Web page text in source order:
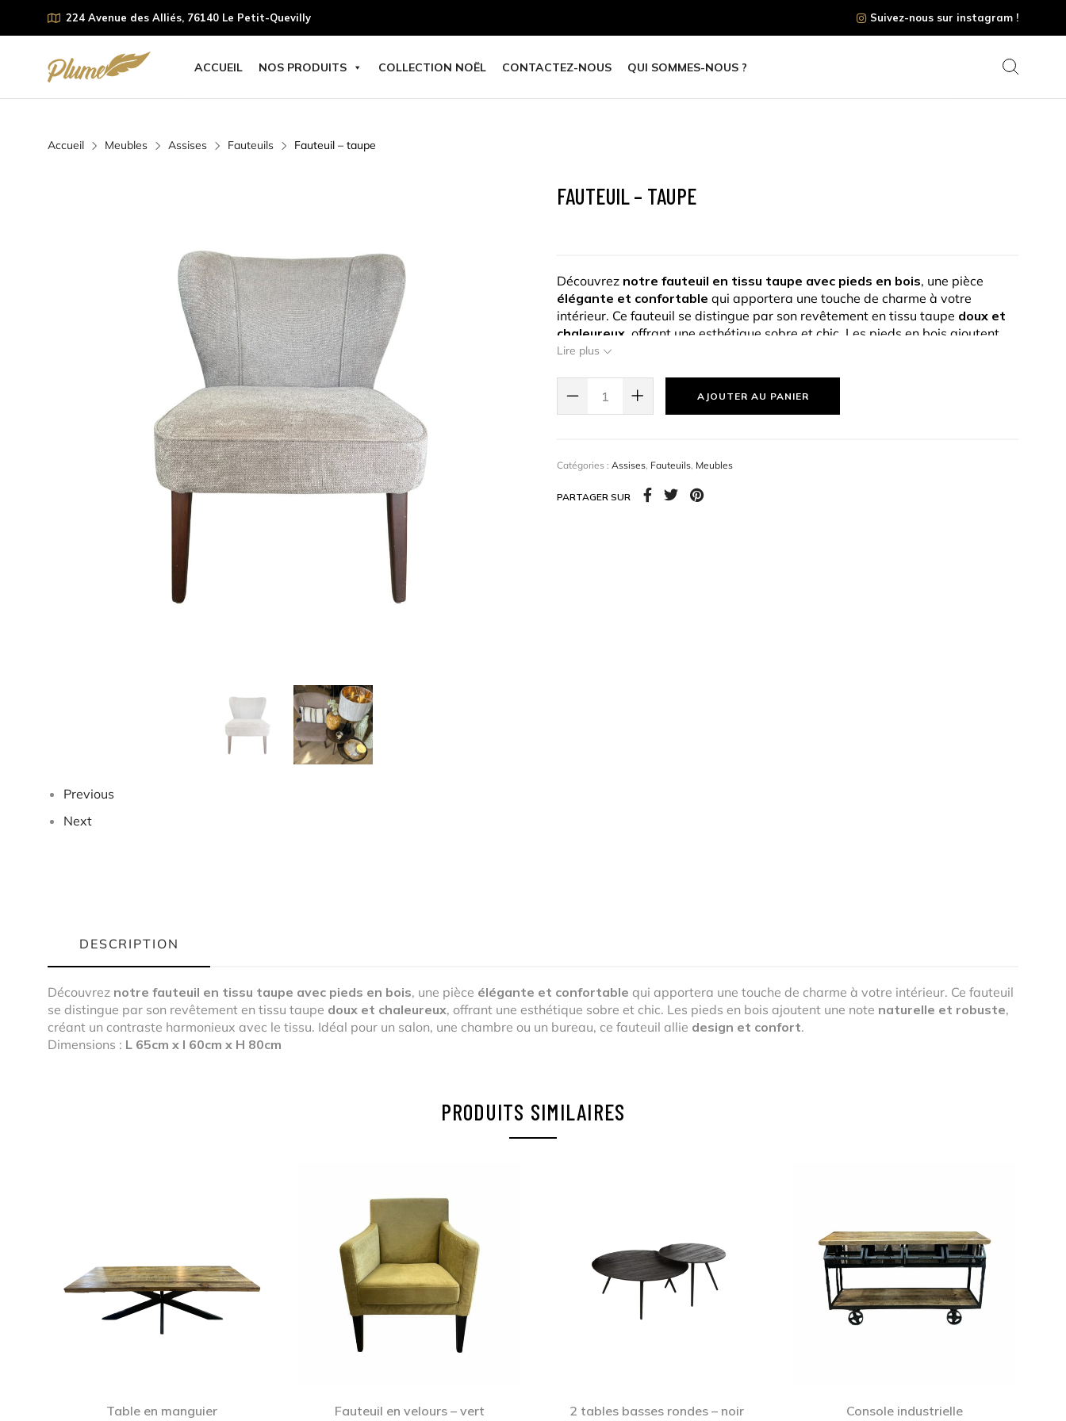
224 Avenue des Alliés, 76140 Le Petit-Quevilly Suivez-nous sur instagram !
ACCUEIL NOS PRODUITS COLLECTION NOËL CONTACTEZ-NOUS QUI SOMMES-NOUS ?
Accueil Meubles Assises Fauteuils Fauteuil – taupe
Previous
Next
FAUTEUIL – TAUPE
Découvrez notre fauteuil en tissu taupe avec pieds en bois, une pièce
élégante et confortable qui apportera une touche de charme à votre
intérieur. Ce fauteuil se distingue par son revêtement en tissu taupe doux et
chaleureux , offrant une esthétique sobre et chic. Les pieds en bois ajoutent
une notenaturelle et robuste
Dimensions :
L 65cm x l 60cm x H 80cm
Lire plus
AJOUTER AU PANIER
Catégories : Assises, Fauteuils, Meubles
PARTAGER SUR
DESCRIPTION
Découvrez notre fauteuil en tissu taupe avec pieds en bois, une pièce élégante et confortable qui apportera une touche de charme à votre intérieur. Ce fauteuil
se distingue par son revêtement en tissu taupe doux et chaleureux, offrant une esthétique sobre et chic. Les pieds en bois ajoutent une note naturelle et robuste,
créant un contraste harmonieux avec le tissu. Idéal pour un salon, une chambre ou un bureau, ce fauteuil allie design et confort.
Dimensions : L 65cm x l 60cm x H 80cm
PRODUITS SIMILAIRES
Table en manguier Fauteuil en velours – vert 2 tables basses rondes – noir Console industrielle